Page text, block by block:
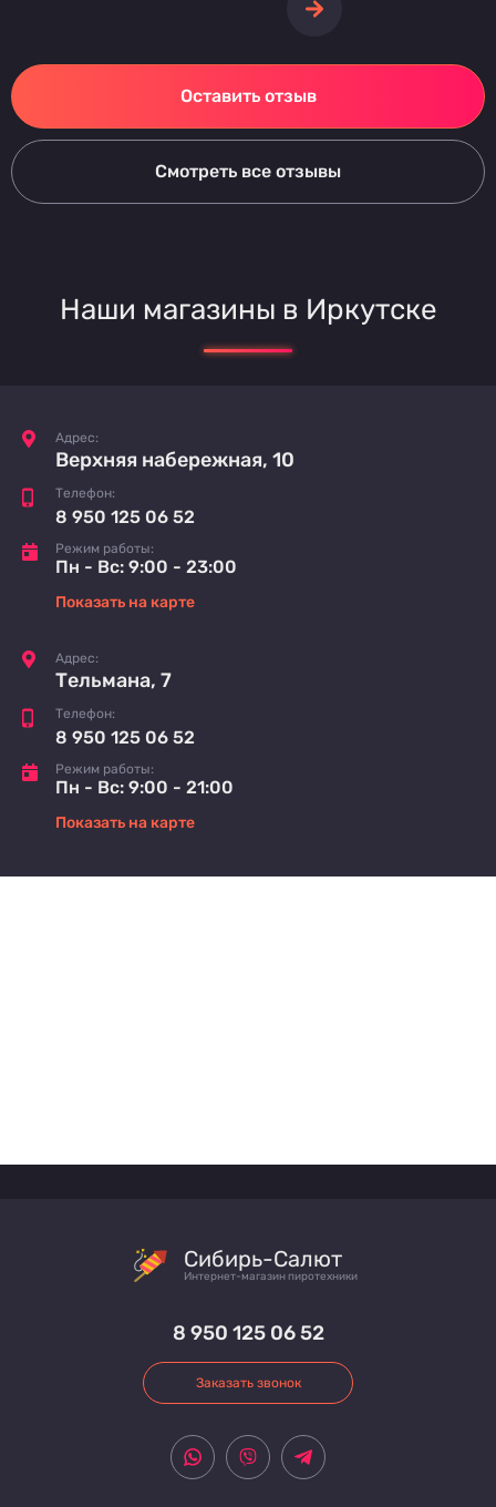
Оставить отзыв
Смотреть все отзывы
Наши магазины в Иркутске
Адрес:
Верхняя набережная, 10
Телефон:
8 950 125 06 52
Режим работы:
Пн - Вс: 9:00 - 23:00
Показать на карте
Адрес:
Тельмана, 7
Телефон:
8 950 125 06 52
Режим работы:
Пн - Вс: 9:00 - 21:00
Показать на карте
Сибирь-Салют
Интернет-магазин пиротехники
8 950 125 06 52
Заказать звонок